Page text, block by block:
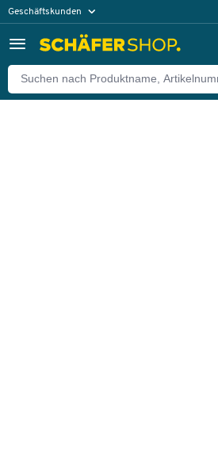
Geschäftskunden
Zurück